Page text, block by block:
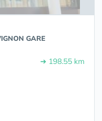
GARE
➔ 198.55 km